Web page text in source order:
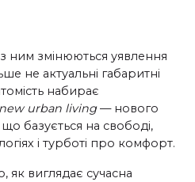
ним змінюються уявлення
не актуальні габаритні
набирає
new urban living— нового
базується на свободі,
і турботі про комфорт.
як виглядає сучасна